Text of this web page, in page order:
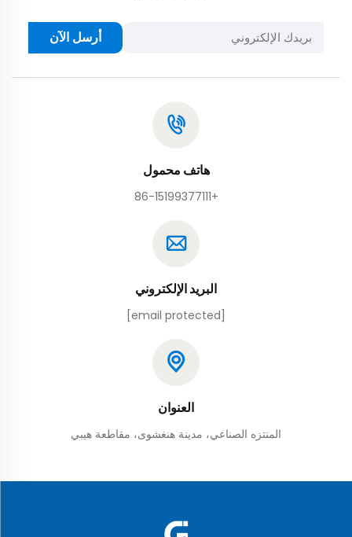
أرسل الآن
هاتف محمول
+86-15199377111
البريد الإلكتروني
العنوان
المنتزه الصناعي، مدينة هنغشوى، مقاطعة هيبي